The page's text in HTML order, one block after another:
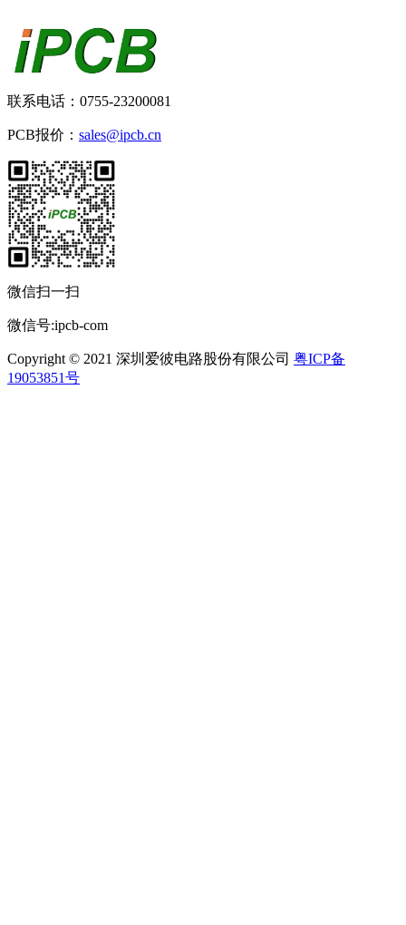
联系电话：0755-23200081
PCB报价： sales@ipcb.cn
微信扫一扫
微信号:ipcb-com
Copyright © 2021 深圳爱彼电路股份有限公司 粤ICP备
19053851号